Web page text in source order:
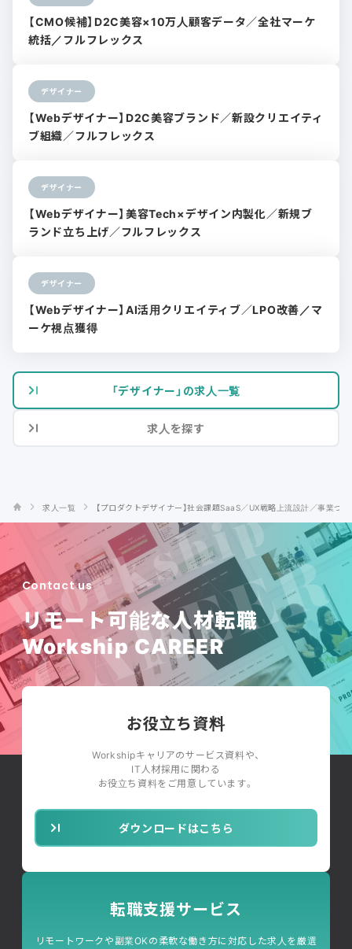
【CMO候補】D2C美容×10万人顧客データ／全社マーケ
統括／フルフレックス
デザイナー
【Webデザイナー】D2C美容ブランド／新設クリエイティ
ブ組織／フルフレックス
デザイナー
【Webデザイナー】美容Tech×デザイン内製化／新規ブ
ランド立ち上げ／フルフレックス
デザイナー
【Webデザイナー】AI活用クリエイティブ／LPO改善／マ
ーケ視点獲得
「デザイナー」の求人一覧
求人を探す
求人一覧 【プロダクトデザイナー】社会課題SaaS／UX戦略上流設計／事業づ
Contact us
リモート可能な人材転職
Workship CAREER
お役立ち資料
Workshipキャリアのサービス資料や、
IT人材採用に関わる
お役立ち資料をご用意しています。
ダウンロードはこちら
転職支援サービス
リモートワークや副業OKの柔軟な働き方に対応した求人を厳選